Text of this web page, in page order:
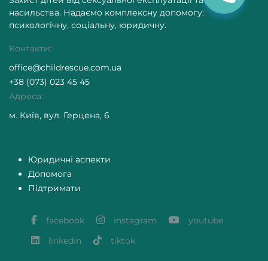
насильства. Надаємо комплексну допомогу:
психологічну, соціальну, юридичну.
Контакти:
office@childrescue.com.ua
+38 (073) 023 45 45
Адреса:
м. Київ, вул. Герцена, 6
Юридичні аспекти
Допомога
Підтримати
facebook instagram
youtube
linkedin
tiktok